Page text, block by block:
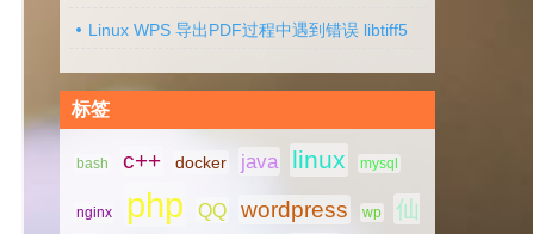
Linux WPS 导出PDF过程中遇到错误 libtiff5
标签
bash c++ docker java linux mysql
nginx php QQ wordpress wp
仙